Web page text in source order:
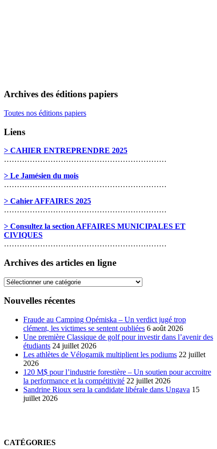
Archives des éditions papiers
Toutes nos éditions papiers
Liens
> CAHIER ENTREPRENDRE 2025
………………………………………………………
> Le Jamésien du mois
………………………………………………………
> Cahier AFFAIRES 2025
………………………………………………………
> Consultez la section AFFAIRES MUNICIPALES ET
CIVIQUES
………………………………………………………
Archives des articles en ligne
Archives
articles
Nouvelles récentes
Fraude au Camping Opémiska – Un verdict jugé trop
clément, les victimes se sentent oubliées 6 août 2026
Une première Classique de golf pour investir dans l’avenir des
étudiants 24 juillet 2026
Les athlètes de Vélogamik multiplient les podiums 22 juillet
2026
120 M$ pour l’industrie forestière – Un soutien pour accroitre
la performance et la compétitivité 22 juillet 2026
Sandrine Rioux sera la candidate libérale dans Ungava 15
juillet 2026
CATÉGORIES